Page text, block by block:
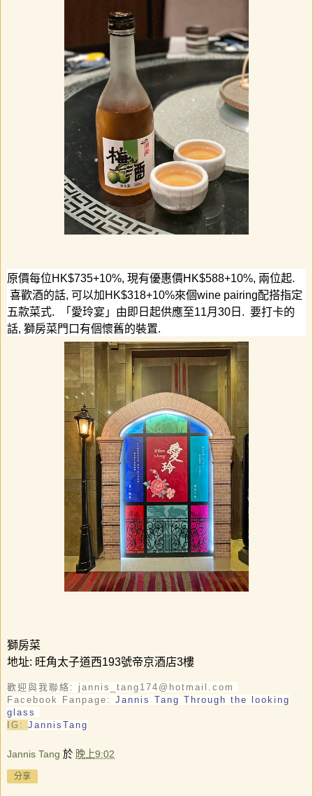
原價每位HK$735+10%, 現有優惠價HK$588+10%, 兩位起.
喜歡酒的話, 可以加 HK$318+10%來個wine pairing配搭指定
五款菜式. 「愛玲宴」由即日起供應至11月 30 日 . 要打卡的
話, 獅房菜門口有個懷舊的裝置.
獅房菜
地址: 旺角太子道西193號帝京酒店3樓
歡迎與我聯絡: jannis_tang174@hotmail.com
Facebook Fanpage: Jannis Tang Through the looking
glass
IG: JannisTang
Jannis Tang 於 晚上9:02
分享